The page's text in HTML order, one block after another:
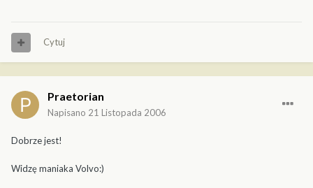
Cytuj
Praetorian
Napisano 21 Listopada 2006
Dobrze jest!
Widzę maniaka Volvo:)